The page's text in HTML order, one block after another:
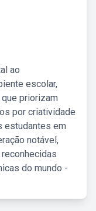
ao
escolar,
priorizam
por criatividade
estudantes em
notável,
do mundo -